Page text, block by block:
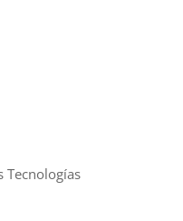
Tecnologías